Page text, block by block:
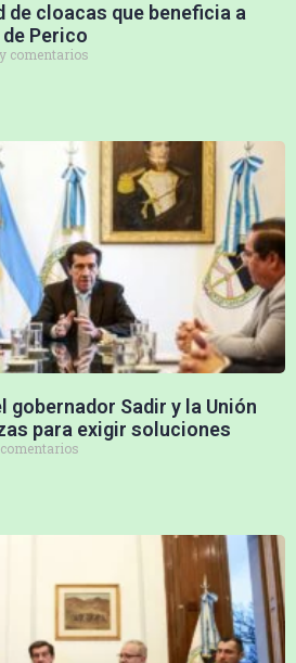
de cloacas que beneficia a
Perico
comentarios
gobernador Sadir y la Unión
para exigir soluciones